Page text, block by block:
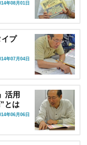
年08月01日
プ
年07月04日
活用
とは
年06月06日